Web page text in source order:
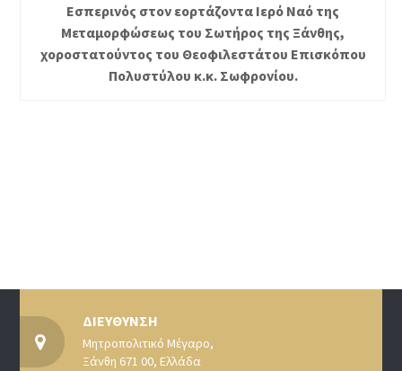
Εσπερινός στον εορτάζοντα Ιερό Ναό της
Μεταμορφώσεως του Σωτήρος της Ξάνθης,
χοροστατούντος του Θεοφιλεστάτου Επισκόπου
Πολυστύλου κ.κ. Σωφρονίου.
ΔΙΕΥΘΥΝΣΗ
Μητροπολιτικό Μέγαρο,
Ξάνθη 671 00, Ελλάδα